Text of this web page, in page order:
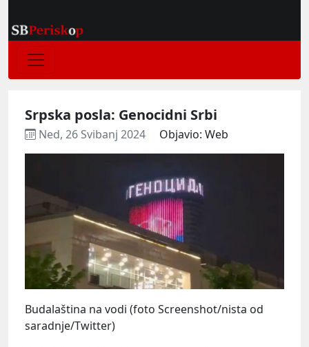
Srpska posla: Genocidni Srbi
Ned, 26 Svibanj 2024 Objavio: Web
Budalaština na vodi (foto Screenshot/nista od
saradnje/Twitter)